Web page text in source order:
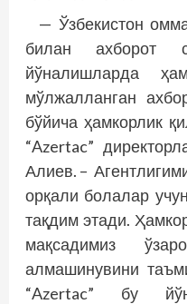
— Ўзбекистон
билан ахборот
йўналишларда
мўлжалланган
бўйича ҳамкорлик
“Azertac”
Алиев. –
орқали болалар
тақдим этади.
мақсадимиз
алмашинувини
“Azertac” бу